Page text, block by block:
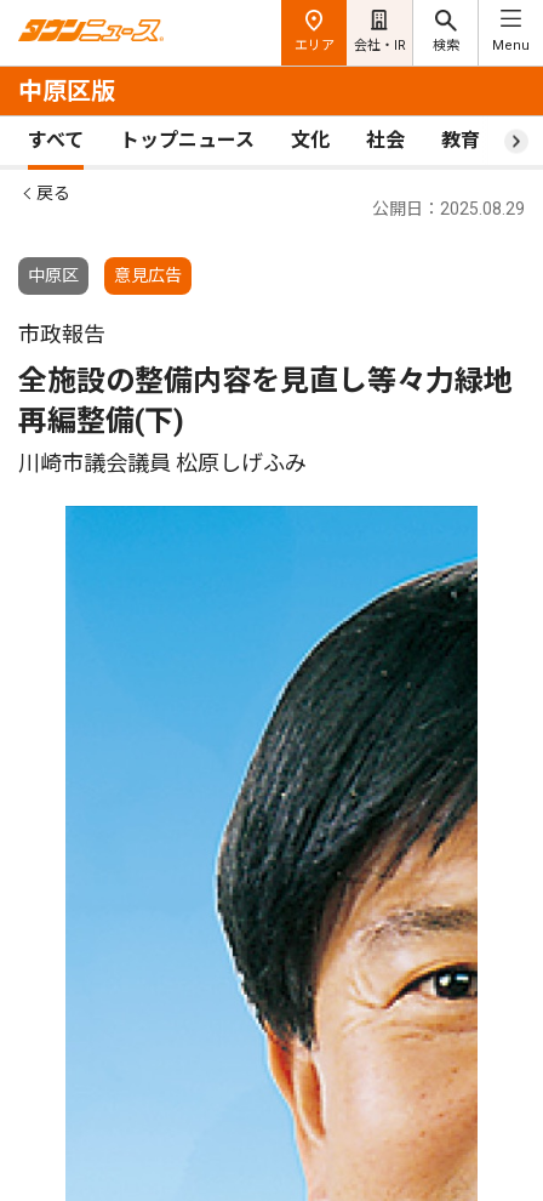
エリア 会社・IR 検索 Menu
中原区版
すべて トップニュース 文化 社会 教育 ス
戻る
中原区 意見広告
公開日：2025.08.29
市政報告
全施設の整備内容を見直し等々力緑地
再編整備(下)
川崎市議会議員 松原しげふみ